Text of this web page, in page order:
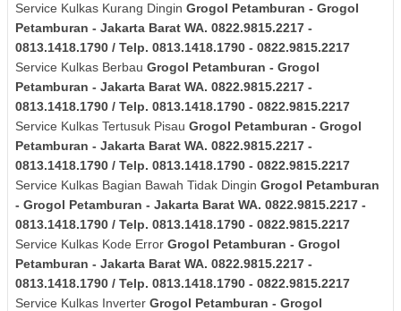
Service Kulkas Kurang Dingin Grogol Petamburan - Grogol
Petamburan - Jakarta Barat WA. 0822.9815.2217 -
0813.1418.1790 / Telp. 0813.1418.1790 - 0822.9815.2217
Service Kulkas Berbau Grogol Petamburan - Grogol
Petamburan - Jakarta Barat WA. 0822.9815.2217 -
0813.1418.1790 / Telp. 0813.1418.1790 - 0822.9815.2217
Service Kulkas Tertusuk Pisau Grogol Petamburan - Grogol
Petamburan - Jakarta Barat WA. 0822.9815.2217 -
0813.1418.1790 / Telp. 0813.1418.1790 - 0822.9815.2217
Service Kulkas Bagian Bawah Tidak Dingin Grogol Petamburan
- Grogol Petamburan - Jakarta Barat WA. 0822.9815.2217 -
0813.1418.1790 / Telp. 0813.1418.1790 - 0822.9815.2217
Service Kulkas Kode Error Grogol Petamburan - Grogol
Petamburan - Jakarta Barat WA. 0822.9815.2217 -
0813.1418.1790 / Telp. 0813.1418.1790 - 0822.9815.2217
Service Kulkas Inverter Grogol Petamburan - Grogol